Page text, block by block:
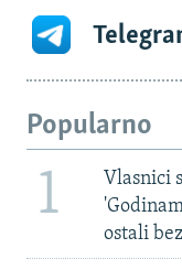
Popularno
1
Vlasnici
ostali